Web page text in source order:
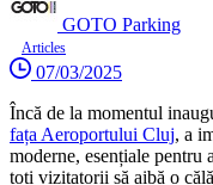
GOTO Parking
Articles
07/03/2025
Încă de la momentul
fața Aeroportului Cluj, a
moderne, esențiale pentru
toți vizitatorii să aibă o